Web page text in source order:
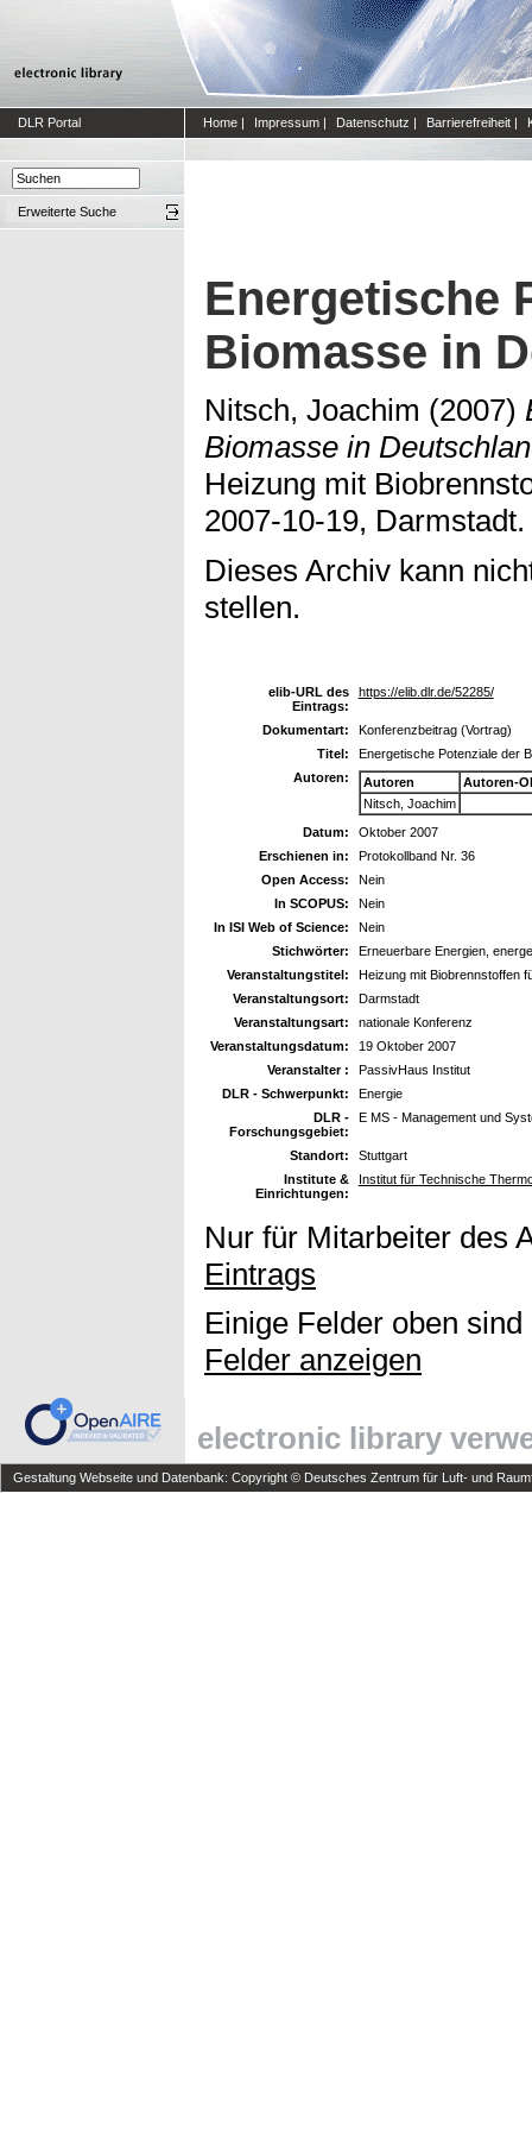
DLR Portal Home | Impressum | Datenschutz | Barrierefreiheit |
Erweiterte Suche
Energetische
Biomasse in
Nitsch, Joachim (2007)
Biomasse in
Heizung mit
2007-10-19, Darmstadt.
Dieses Archiv kann
stellen.
elib-URL des
Eintrags:
https://elib.dlr.de/52285/
Dokumentart:
Konferenzbeitrag (Vortrag)
Titel:
Energetische Potenziale der
Autoren:
Autoren
Autoren-
Nitsch, Joachim
Datum:
Oktober 2007
Erschienen in:
Protokollband Nr. 36
Open Access:
Nein
In SCOPUS:
Nein
In ISI Web of Science:
Nein
Stichwörter:
Erneuerbare Energien,
Veranstaltungstitel:
Heizung mit Biobrennstoffen
Veranstaltungsort:
Darmstadt
Veranstaltungsart:
nationale Konferenz
Veranstaltungsdatum:
19 Oktober 2007
Veranstalter :
PassivHaus Institut
DLR - Schwerpunkt:
Energie
DLR -
Forschungsgebiet:
E MS - Management und
Standort:
Stuttgart
Institute &
Einrichtungen:
Institut für Technische
Nur für Mitarbeiter des
Eintrags
Einige Felder oben
Felder anzeigen
electronic library
Gestaltung Webseite und Datenbank: Copyright © Deutsches Zentrum für Luft- und